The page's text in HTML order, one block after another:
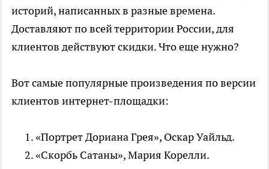
историй, написанных в разные времена.
Доставляют по всей территории России, для
клиентов действуют скидки. Что еще нужно?
Вот самые популярные произведения по версии
клиентов интернет-площадки:
«Портрет Дориана Грея», Оскар Уайльд.
«Скорбь Сатаны», Мария Корелли.